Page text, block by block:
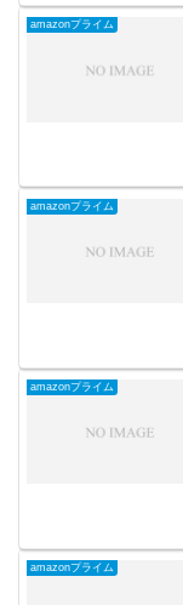
amazonプライム
amazonプライム
amazonプライム
amazonプライム